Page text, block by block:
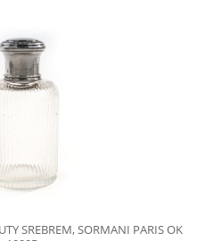
SREBREM, SORMANI PARIS OK